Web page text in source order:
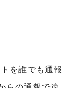
を誰でも通報